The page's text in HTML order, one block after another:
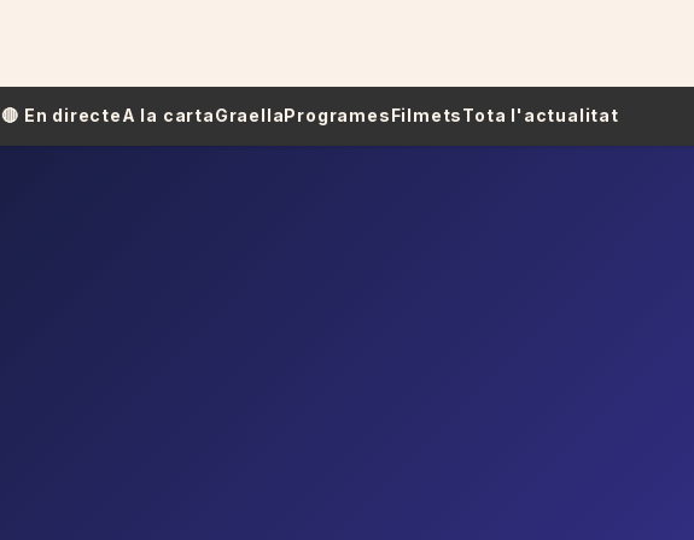
🔴​​ En directeA la cartaGraellaProgramesFilmetsTota l'actualitat